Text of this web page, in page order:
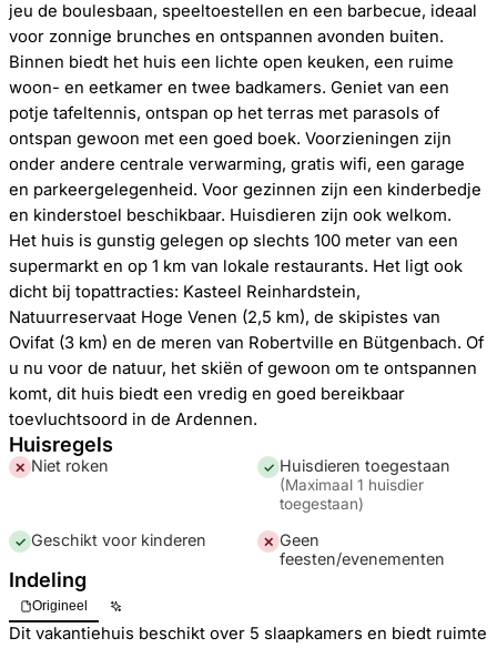
jeu de boulesbaan, speeltoestellen en een barbecue, ideaal
voor zonnige brunches en ontspannen avonden buiten.
Binnen biedt het huis een lichte open keuken, een ruime
woon- en eetkamer en twee badkamers. Geniet van een
potje tafeltennis, ontspan op het terras met parasols of
ontspan gewoon met een goed boek. Voorzieningen zijn
onder andere centrale verwarming, gratis wifi, een garage
en parkeergelegenheid. Voor gezinnen zijn een kinderbedje
en kinderstoel beschikbaar. Huisdieren zijn ook welkom.
Het huis is gunstig gelegen op slechts 100 meter van een
supermarkt en op 1 km van lokale restaurants. Het ligt ook
dicht bij topattracties: Kasteel Reinhardstein,
Natuurreservaat Hoge Venen (2,5 km), de skipistes van
Ovifat (3 km) en de meren van Robertville en Bütgenbach. Of
u nu voor de natuur, het skiën of gewoon om te ontspannen
komt, dit huis biedt een vredig en goed bereikbaar
toevluchtsoord in de Ardennen.
Huisregels
✕ Niet roken ✓ Huisdieren toegestaan
(Maximaal 1 huisdier
toegestaan)
✓ Geschikt voor kinderen ✕ Geen
feesten/evenementen
Indeling
Origineel
Dit vakantiehuis beschikt over 5 slaapkamers en biedt ruimte